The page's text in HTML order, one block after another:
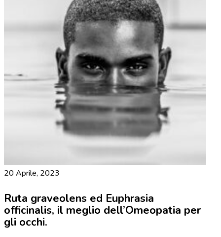
20 Aprile, 2023
Ruta graveolens ed Euphrasia
officinalis, il meglio dell’Omeopatia per
gli occhi.